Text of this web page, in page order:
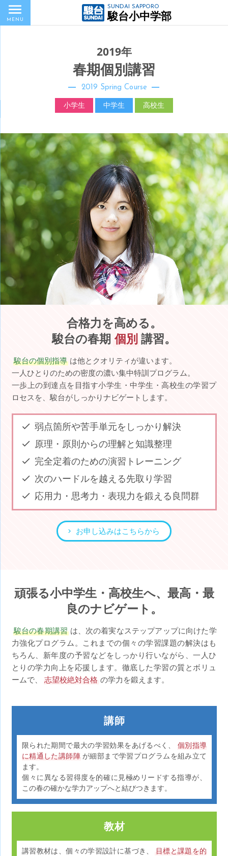
2019年
春期個別講習
2019 Spring Course
小学生 中学生 高校生
合格力を高める。
駿台の春期 個別 講習。
駿台の個別指導 は他とクオリティが違います。
一人ひとりのための密度の濃い集中特訓プログラム。
一歩上の到達点を目指す小学生・中学生・高校生の学習プ
ロセスを、駿台がしっかりナビゲートします。
弱点箇所や苦手単元をしっかり解決
原理・原則からの理解と知識整理
完全定着のための演習トレーニング
次のハードルを越える先取り学習
応用力・思考力・表現力を鍛える良問群
お申し込みはこちらから
頑張る小中学生・高校生へ、最高・最
良のナビゲート。
駿台の春期講習 は、次の着実なステップアップに向けた学
力強化プログラム。これまでの個々の学習課題の解決はも
ちろん、新年度の予習などをしっかり行いながら、一人ひ
とりの学力向上を応援します。徹底した学習の質とボリュ
ームで、
志望校絶対合格 の学力を鍛えます。
講師
限られた期間で最大の学習効果をあげるべく、
個別指導
に精通した講師陣 が細部まで学習プログラムを組み立て
ます。
個々に異なる習得度を的確に見極めリードする指導が、
この春の確かな学力アップへと結びつきます。
教材
講習教材は、個々の学習設計に基づき、
目標と課題を的
SUNDAI SAPPORO
駿台小中学部
MENU